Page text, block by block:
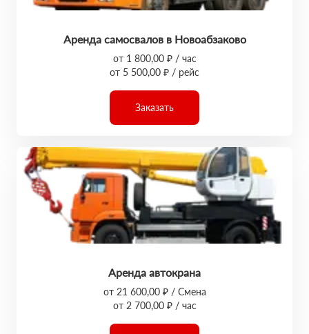
Аренда самосвалов в Новоабзаково
от 1 800,00 ₽ / час
от 5 500,00 ₽ / рейс
Заказать
Аренда автокрана
от 21 600,00 ₽ / Смена
от 2 700,00 ₽ / час